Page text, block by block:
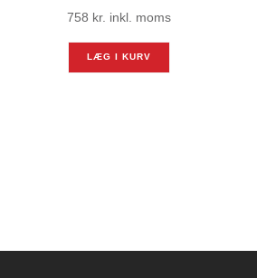
758 kr. inkl. moms
LÆG I KURV